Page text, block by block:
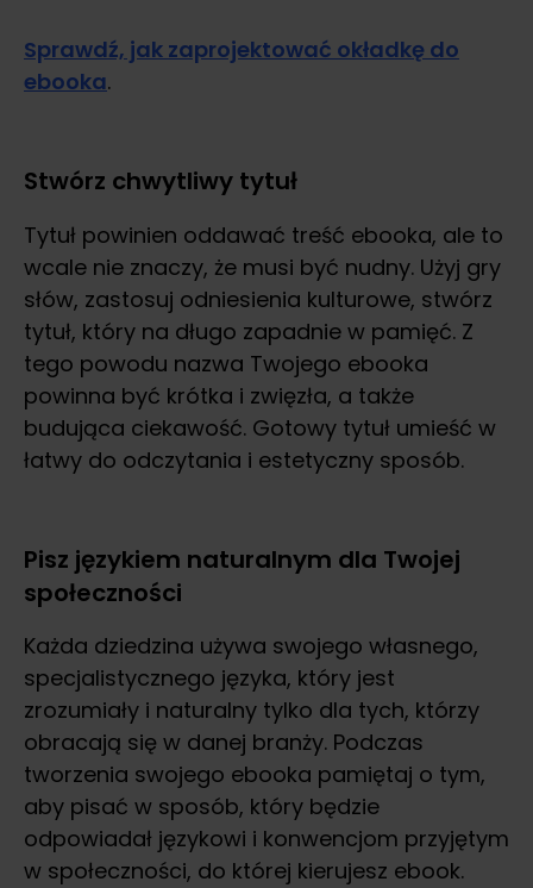
Sprawdź, jak zaprojektować okładkę do
ebooka.
Stwórz chwytliwy tytuł
Tytuł powinien oddawać treść ebooka, ale to
wcale nie znaczy, że musi być nudny. Użyj gry
słów, zastosuj odniesienia kulturowe, stwórz
tytuł, który na długo zapadnie w pamięć. Z
tego powodu nazwa Twojego ebooka
powinna być krótka i zwięzła, a także
budująca ciekawość. Gotowy tytuł umieść w
łatwy do odczytania i estetyczny sposób.
Pisz językiem naturalnym dla Twojej
społeczności
Każda dziedzina używa swojego własnego,
specjalistycznego języka, który jest
zrozumiały i naturalny tylko dla tych, którzy
obracają się w danej branży. Podczas
tworzenia swojego ebooka pamiętaj o tym,
aby pisać w sposób, który będzie
odpowiadał językowi i konwencjom przyjętym
w społeczności, do której kierujesz ebook.